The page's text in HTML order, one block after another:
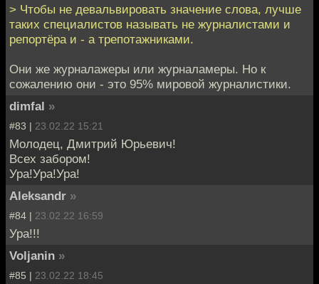
> Чтобы не девальвировать значение слова, лучше
таких специалистов называть не журналистами и
репортёра и - а трепотажниками.
Они же журналажеры или журналамеры. Но к
сожалению они - это 95% мировой журналистики.
dimfal »
#83 | 23.02.22 15:21
Молодец, Дмитрий Юрьевич!
Всех забором!
Ура!Ура!Ура!
Aleksandr »
#84 | 23.02.22 16:59
Ура!!!
Voljanin »
#85 | 23.02.22 18:45